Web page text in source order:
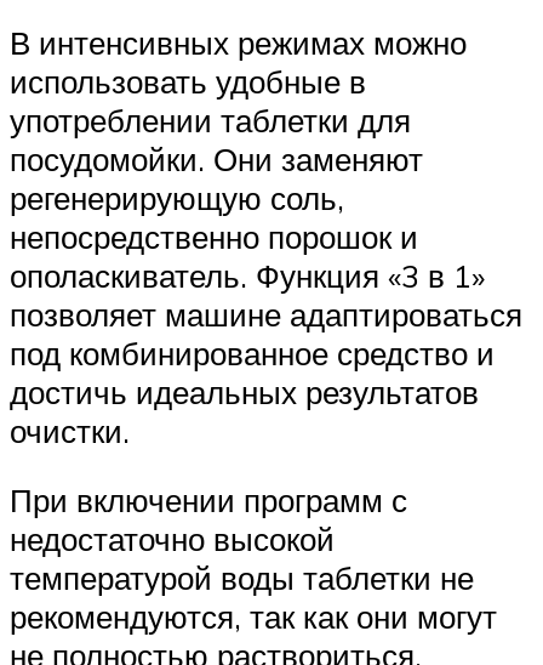
В интенсивных режимах можно
использовать удобные в
употреблении таблетки для
посудомойки. Они заменяют
регенерирующую соль,
непосредственно порошок и
ополаскиватель. Функция «3 в 1»
позволяет машине адаптироваться
под комбинированное средство и
достичь идеальных результатов
очистки.
При включении программ с
недостаточно высокой
температурой воды таблетки не
рекомендуются, так как они могут
не полностью раствориться.